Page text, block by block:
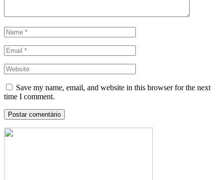
Save my name, email, and website in this browser for the next
time I comment.